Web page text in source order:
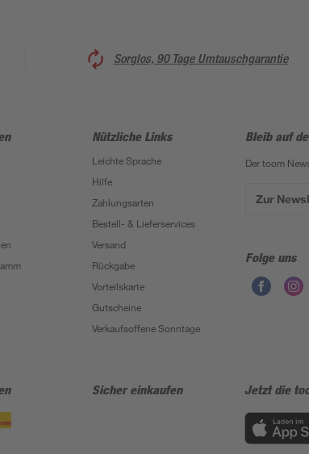
Sorglos, 90 Tage Umtauschgarantie
Nützliche Links
Leichte Sprache
Hilfe
Zahlungsarten
Bestell- & Lieferservices
Versand
Rückgabe
Vorteilskarte
Gutscheine
Verkaufsoffene Sonntage
Bleib auf
Der toom
Zur
Folge uns
Sicher einkaufen Jetzt die